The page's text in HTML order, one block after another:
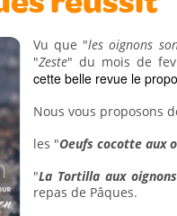
Vu que "les oignons
"Zeste" du mois de
cette belle revue le
Nous vous proposons
les "Oeufs cocotte aux
"La Tortilla aux
repas de Pâques.